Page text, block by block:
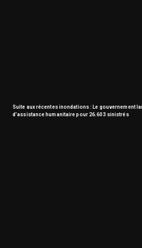
Suite aux récentes inondations : Le gouvernement
d’assistance humanitaire pour 26.603 sinistrés